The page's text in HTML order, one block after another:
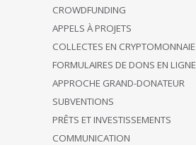
CROWDFUNDING
APPELS À PROJETS
COLLECTES EN CRYPTOMONNAIE
FORMULAIRES DE DONS EN LIGNE
APPROCHE GRAND-DONATEUR
SUBVENTIONS
PRÊTS ET INVESTISSEMENTS
COMMUNICATION